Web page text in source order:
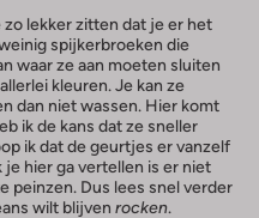
zo lekker zitten dat je er het
spijkerbroeken die
waar ze aan moeten sluiten
kleuren. Je kan ze
dan niet wassen. Hier komt
ik de kans dat ze sneller
ik dat de geurtjes er vanzelf
hier ga vertellen is er niet
peinzen. Dus lees snel verder
wilt blijven rocken.